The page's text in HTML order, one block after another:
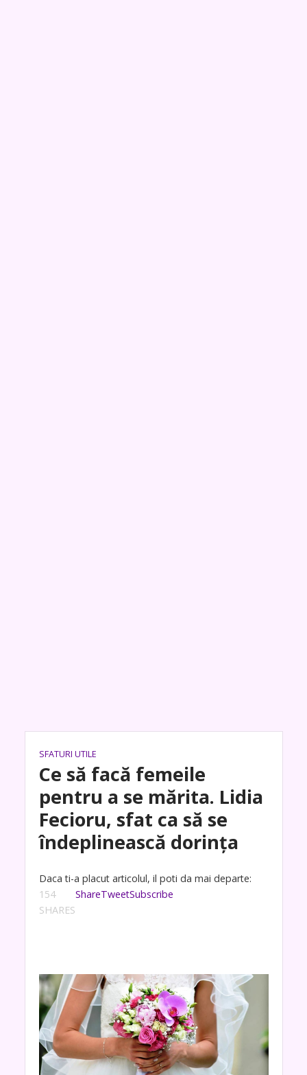
SFATURI UTILE
Ce să facă femeile
pentru a se mărita. Lidia
Fecioru, sfat ca să se
îndeplinească dorința
Daca ti-a placut articolul, il poti da mai departe:
154
SHARES
ShareTweetSubscribe